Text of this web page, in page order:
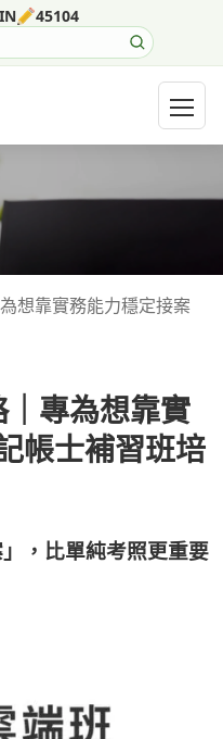
45104
開啟
想靠實務能力穩定接案
專為想靠實
帳士補習班培
，比單純考照更重要